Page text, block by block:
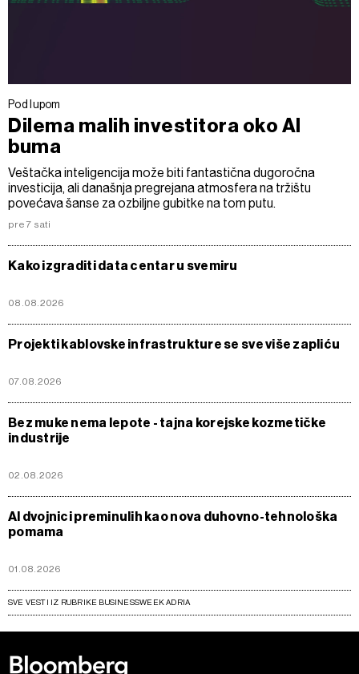
Pod lupom
Dilema malih investitora oko AI
buma
Veštačka inteligencija može biti fantastična dugoročna
investicija, ali današnja pregrejana atmosfera na tržištu
povećava šanse za ozbiljne gubitke na tom putu.
pre 7 sati
Kako izgraditi data centar u svemiru
08.08.2026
Projekti kablovske infrastrukture se sve više zapliću
07.08.2026
Bez muke nema lepote - tajna korejske kozmetičke
industrije
02.08.2026
AI dvojnici preminulih kao nova duhovno-tehnološka
pomama
01.08.2026
SVE VESTI IZ RUBRIKE BUSINESSWEEK ADRIA